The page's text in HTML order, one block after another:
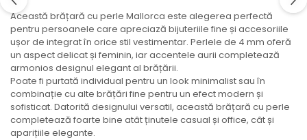
Această brățară cu perle Mallorca este alegerea perfectă
pentru persoanele care apreciază bijuteriile fine și accesoriile
ușor de integrat în orice stil vestimentar. Perlele de 4 mm oferă
un aspect delicat și feminin, iar accentele aurii completează
armonios designul elegant al brățării.
Poate fi purtată individual pentru un look minimalist sau în
combinație cu alte brățări fine pentru un efect modern și
sofisticat. Datorită designului versatil, această brățară cu perle
completează foarte bine atât ținutele casual și office, cât și
aparițiile elegante.